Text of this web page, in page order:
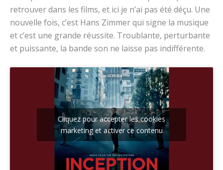
retrouver dans les films, et ici je n’ai pas été déçu. Une
nouvelle fois, c’est Hans Zimmer qui signe la musique
et c’est une grande réussite. Troublante, perturbante
et puissante, la bande son ne laisse pas indifférente.
Cliquez pour accepter les cookies
marketing et activer ce contenu